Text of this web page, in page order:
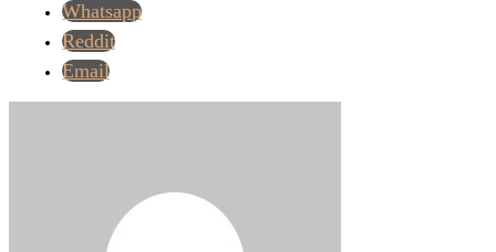
Whatsapp
Reddit
Email